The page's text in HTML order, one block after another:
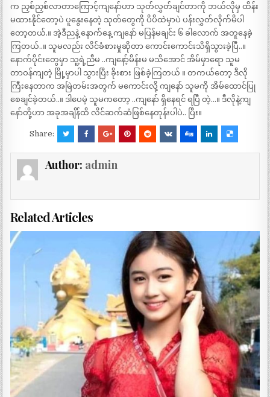
က ညှစ်ညှစ်လာတာကြောင့်ကျနော်ဟာ သုတ်လွှတ်ချင်တာကို ဘယ်လိုမှ ထိန်း
မထားနိုင်တော့ပဲ ပူနွေးနေတဲ့ သုတ်တွေကို ပိပိထဲမှာပဲ ပန်းလွှတ်လိုက်မိပါ
တော့တယ်.။ အဲ့ဒီညနဲ့ နောက်နေ့ ကျနော် မပြန်မချင်း ၆ ခါလောက် အတူနေခဲ့
ကြတယ်..။ သူမလည်း လိင်ခံစားမှုဆိုတာ ကောင်းကောင်းသိရှိသွားခဲ့ပြီ..။
နောက်ပိုင်းတွေမှာ သူ့ရဲ့ညီမ ..ကျနော့်မိန်းမ မသိအောင် အိမ်မှာရော သူမ
တာဝန်ကျတဲ့ မြို့မှာပါ သွားပြီး ခိုးစား ဖြစ်ခဲ့ကြတယ် ။ တကယ်တော့ ဒီလို
ကြီးနေတာက အမြဲတမ်းအတွက် မကောင်းလို့ ကျနော် သူမကို အိမ်ထောင်ပြု
စေချင်ခဲ့တယ်..။ ဒါပေမဲ့ သူမကတော့ ..ကျနော် ရှိနေရင် ရပြီ တဲ့…။ ဒီလိုနဲ့ကျ
နော်တို့ဟာ အခုအချိန်ထိ လိင်ဆက်ဆံဖြစ်နေတုန်းပါပဲ.. ပြီး။
Share:
Author: admin
Related Articles